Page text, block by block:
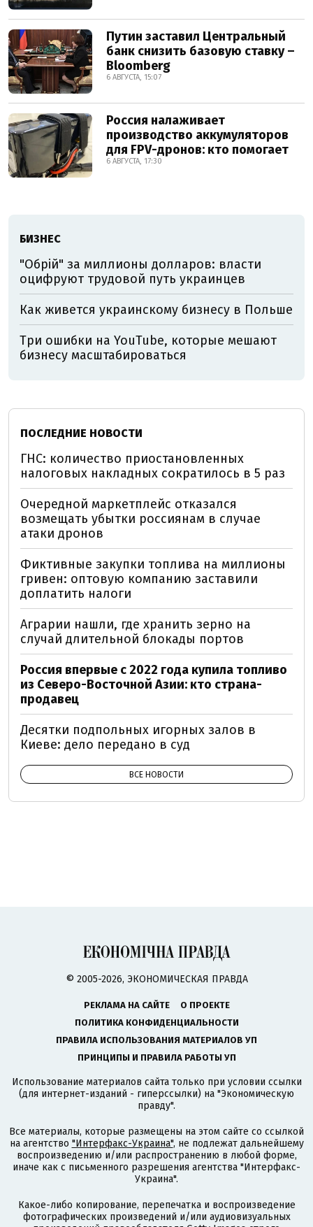
Путин заставил Центральный
банк снизить базовую ставку –
Bloomberg
6 АВГУСТА, 15:07
Россия налаживает
производство аккумуляторов
для FPV-дронов: кто помогает
6 АВГУСТА, 17:30
БИЗНЕС
"Обрій" за миллионы долларов: власти
оцифруют трудовой путь украинцев
Как живется украинскому бизнесу в Польше
Три ошибки на YouTube, которые мешают
бизнесу масштабироваться
ПОСЛЕДНИЕ НОВОСТИ
ГНС: количество приостановленных
налоговых накладных сократилось в 5 раз
Очередной маркетплейс отказался
возмещать убытки россиянам в случае
атаки дронов
Фиктивные закупки топлива на миллионы
гривен: оптовую компанию заставили
доплатить налоги
Аграрии нашли, где хранить зерно на
случай длительной блокады портов
Россия впервые с 2022 года купила топливо
из Северо-Восточной Азии: кто страна-
продавец
Десятки подпольных игорных залов в
Киеве: дело передано в суд
ВСЕ НОВОСТИ
© 2005-2026, ЭКОНОМИЧЕСКАЯ ПРАВДА
РЕКЛАМА НА САЙТЕ
О ПРОЕКТЕ
ПОЛИТИКА КОНФИДЕНЦИАЛЬНОСТИ
ПРАВИЛА ИСПОЛЬЗОВАНИЯ МАТЕРИАЛОВ УП
ПРИНЦИПЫ И ПРАВИЛА РАБОТЫ УП
Использование материалов сайта только при условии ссылки
(для интернет-изданий - гиперссылки) на "Экономическую
правду".
Все материалы, которые размещены на этом сайте со ссылкой
на агентство "Интерфакс-Украина", не подлежат дальнейшему
воспроизведению и/или распространению в любой форме,
иначе как с письменного разрешения агентства "Интерфакс-
Украина".
Какое-либо копирование, перепечатка и воспроизведение
фотографических произведений и/или аудиовизуальных